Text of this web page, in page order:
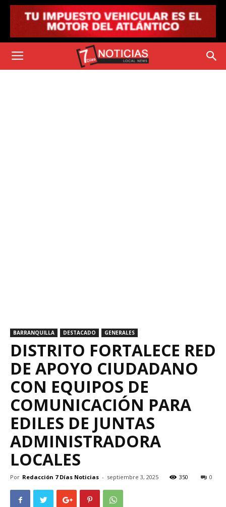
BARRANQUILLA DESTACADO GENERALES
DISTRITO FORTALECE RED
DE APOYO CIUDADANO
CON EQUIPOS DE
COMUNICACIÓN PARA
EDILES DE JUNTAS
ADMINISTRADORA
LOCALES
Por Redacción 7 Días Noticias - septiembre 3, 2025 350 0